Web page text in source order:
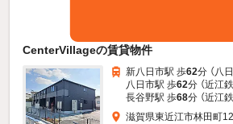
CenterVillageの賃貸物件
新八日市駅 歩62分 （八
八日市駅 歩62分 （近江
長谷野駅 歩68分 （近江
滋賀県東近江市林田町